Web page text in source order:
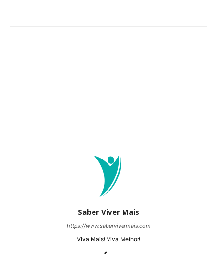
Saber Viver Mais
https://www.sabervivermais.com
Viva Mais! Viva Melhor!